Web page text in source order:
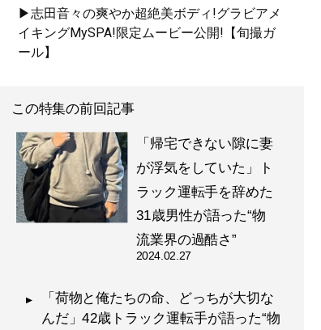
▶志田音々の爽やか超絶美ボディ!グラビアメ
イキングMySPA!限定ムービー公開!【旬撮ガ
ール】
この特集の前回記事
「帰宅できない隙に妻
が浮気をしていた」ト
ラック運転手を辞めた
31歳男性が語った“物
流業界の過酷さ”
2024.02.27
「荷物と俺たちの命、どっちが大切な
んだ」42歳トラック運転手が語った“物